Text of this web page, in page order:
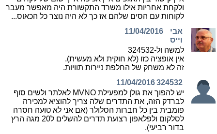
ולקחת אחריות אילו משרד התקשורת היה מאפשר מעבר
לקוחות עם הסים שלהם אז כך לא היה נוצר כל הכאוס...
אבי
וייס
11/04/2016
למשה ול-324532
אין אופציה כזו (לא חוקית ולא מעשית).
זה לא משחק של החלפת ניירות תוויות.
324532
11/04/2016
יש להפוך את גולן למפעילת MVNO לאלתר ולשים סוף
לברדק הזה, את התדרים שלה צריך להוציא למכירה
פומבית בין כל חברות הסלולר (אם אני לא טועה חסרה
לסלקום ולפלאפון רצועת תדרים להשלים ל20 מגה הרץ
בדור רביעי).